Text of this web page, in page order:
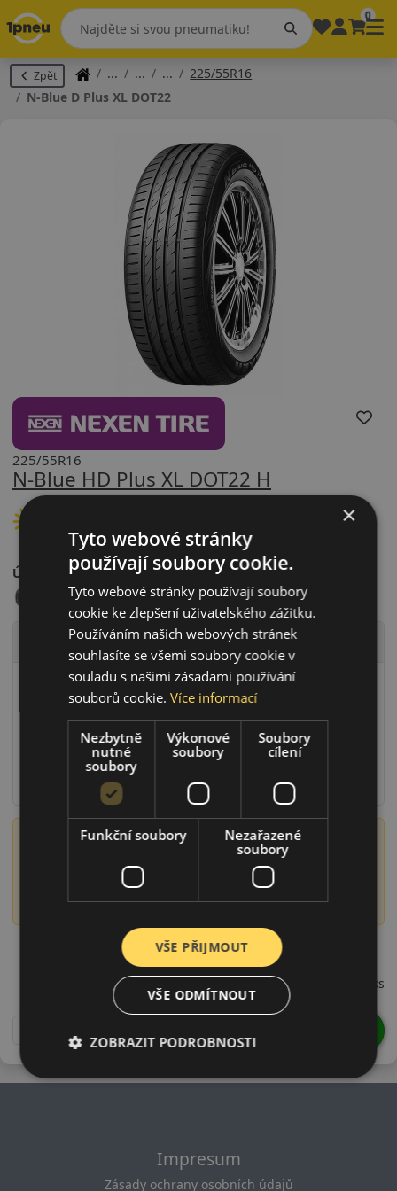
0
Zpět
225/55R16
N-Blue D Plus XL DOT22
N-Blue HD Plus XL DOT22 H
225/55R16
Údaje o štítku EPREL:
Technické údaje
Rychlostní index
H (H=210 km/h)
Zátěžový index
99 (99=775kg)
Zesílené provedení (XL)
RunFlat systém
Ochrana ráfku
Význam označení DOT
Číslo DOT obsahuje informaci o době výroby pneumatiky,
konkrétně o roce a týdnu výroby. Například DOT 1522
označuje pneumatiku vyrobenou ve 15. týdnu roku 2022.
22555R16HHDPD22
1 273 CZK /ks
Impresum
Zásady ochrany osobních údajů
×
Tyto webové stránky
používají soubory cookie.
Tyto webové stránky používají soubory
cookie ke zlepšení uživatelského zážitku.
Používáním našich webových stránek
souhlasíte se všemi soubory cookie v
souladu s našimi zásadami používání
souborů cookie.Více informací
Nezbytně
nutné
soubory
Výkonové
soubory
Soubory
cílení
Funkční soubory
Nezařazené
soubory
VŠE PŘIJMOUT
VŠE ODMÍTNOUT
ZOBRAZIT PODROBNOSTI